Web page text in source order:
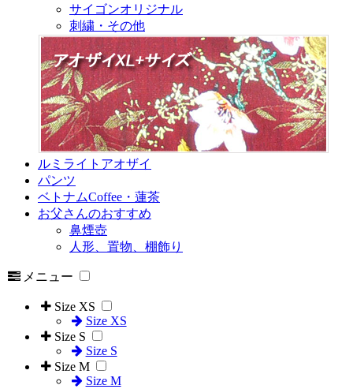
サイゴンオリジナル
刺繍・その他
ルミライトアオザイ
パンツ
ベトナムCoffee・蓮茶
お父さんのおすすめ
鼻煙壺
人形、置物、棚飾り
メニュー
Size XS
Size XS
Size S
Size S
Size M
Size M